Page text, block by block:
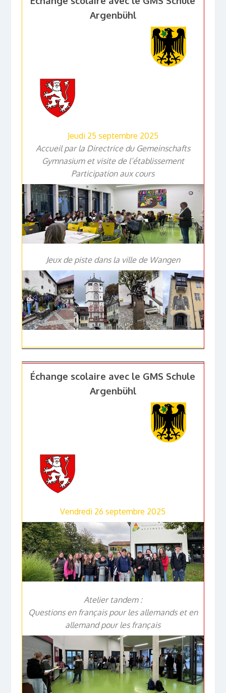
Argenbühl
Jeudi 25 septembre 2025
Accueil par la Directrice du Gemeinschafts
Gymnasium et visite de l’établissement
Participation aux cours
Jeux de piste dans la ville de Wangen
Échange scolaire avec le GMS Schule
Argenbühl
Vendredi 26 septembre 2025
Atelier tandem :
Questions en français pour les allemands et en
allemand pour les français